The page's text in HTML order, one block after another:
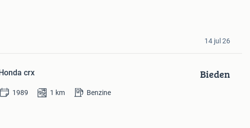
14 jul 26
crx Bieden
1989 1 km Benzine